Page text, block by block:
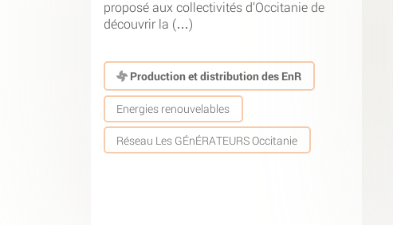
proposé aux collectivités d’Occitanie de
découvrir la (…)
Production et distribution des EnR
Energies renouvelables
Réseau Les GÉnÉRATEURS Occitanie